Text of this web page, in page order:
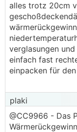
alles trotz 20cm
verglasungen
einfach fast
einpacken für
plaki
@CC9966 - Das